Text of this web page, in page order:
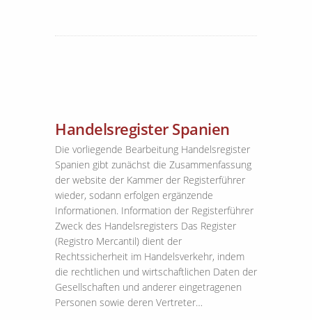
Handelsregister Spanien
Die vorliegende Bearbeitung Handelsregister
Spanien gibt zunächst die Zusammenfassung
der website der Kammer der Registerführer
wieder, sodann erfolgen ergänzende
Informationen. Information der Registerführer
Zweck des Handelsregisters Das Register
(Registro Mercantil) dient der
Rechtssicherheit im Handelsverkehr, indem
die rechtlichen und wirtschaftlichen Daten der
Gesellschaften und anderer eingetragenen
Personen sowie deren Vertreter…